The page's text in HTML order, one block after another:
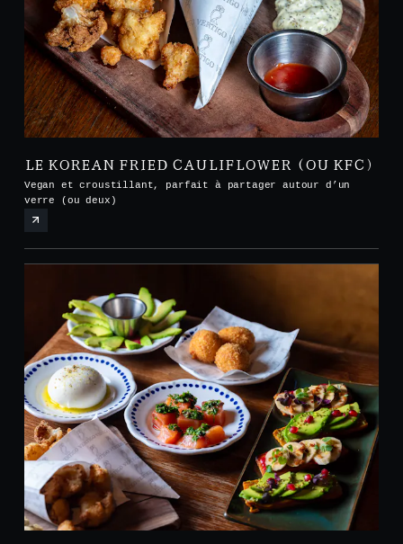
LE KOREAN FRIED CAULIFLOWER (OU KFC)
Vegan et croustillant, parfait à partager autour d’un
verre (ou deux)